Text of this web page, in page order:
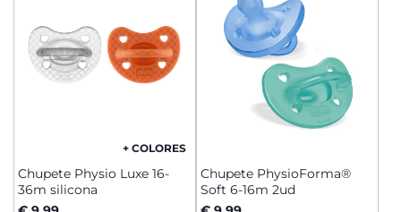
+ COLORES
Chupete Physio Luxe 16-
36m silicona
Chupete PhysioForma®
Soft 6-16m 2ud